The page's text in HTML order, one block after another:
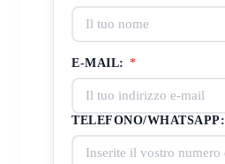
E-MAIL: *
TELEFONO/WHATSAPP: